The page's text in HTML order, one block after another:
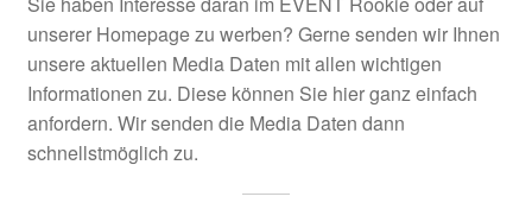
unserer Homepage zu werben? Gerne senden wir Ihnen
unsere aktuellen Media Daten mit allen wichtigen
Informationen zu. Diese können Sie hier ganz einfach
anfordern. Wir senden die Media Daten dann
schnellstmöglich zu.